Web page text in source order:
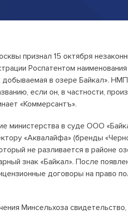
признал 15 октября
Роспатентом
добываемая в озере Байкал».
если он, в частности,
«Коммерсантъ».
министерства в суде ООО
«Аквалайфа» (бренды
не разливается в районе
знак «Байкал». После
договоры на право
Минсельхоза